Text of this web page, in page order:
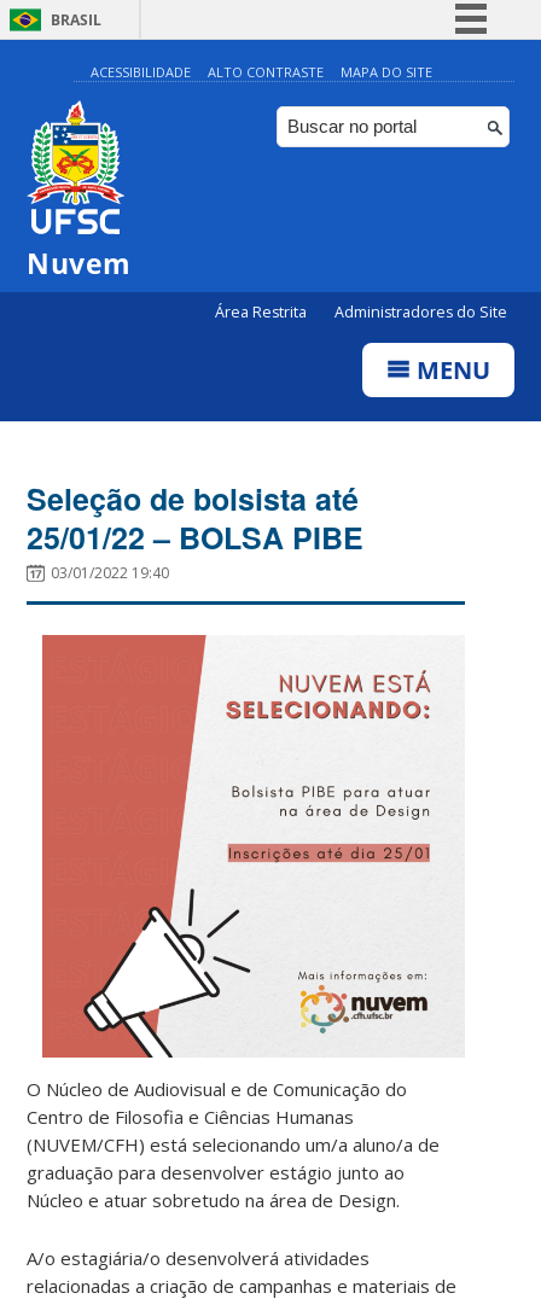
BRASIL
Simplifique!
Comunica BR
Participe
ACESSIBILIDADE ALTO CONTRASTE MAPA DO SITE
Nuvem
Área Restrita Administradores do Site
MENU
Seleção de bolsista até
25/01/22 – BOLSA PIBE
03/01/2022 19:40
O Núcleo de Audiovisual e de Comunicação do
Centro de Filosofia e Ciências Humanas
(NUVEM/CFH) está selecionando um/a aluno/a de
graduação para desenvolver estágio junto ao
Núcleo e atuar sobretudo na área de Design.
A/o estagiária/o desenvolverá atividades
relacionadas a criação de campanhas e materiais de